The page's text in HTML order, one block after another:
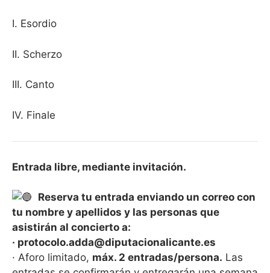
I. Esordio
II. Scherzo
III. Canto
IV. Finale
Entrada libre, mediante invitación.
Reserva tu entrada enviando un correo con
tu nombre y apellidos y las personas que
asistirán al concierto a:
· protocolo.adda@diputacionalicante.es
· Aforo limitado, máx. 2 entradas/persona. Las